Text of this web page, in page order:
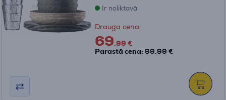
Ir noliktavā
Drauga cena:
69.99 €
Parastā cena: 99.99 €